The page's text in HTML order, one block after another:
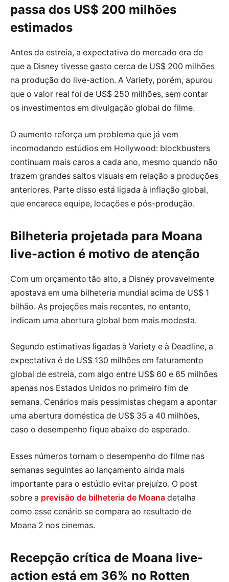
passa dos US$ 200 milhões
estimados
Antes da estreia, a expectativa do mercado era de
que a Disney tivesse gasto cerca de US$ 200 milhões
na produção do live-action. A Variety, porém, apurou
que o valor real foi de US$ 250 milhões, sem contar
os investimentos em divulgação global do filme.
O aumento reforça um problema que já vem
incomodando estúdios em Hollywood: blockbusters
continuam mais caros a cada ano, mesmo quando não
trazem grandes saltos visuais em relação a produções
anteriores. Parte disso está ligada à inflação global,
que encarece equipe, locações e pós-produção.
Bilheteria projetada para Moana
live-action é motivo de atenção
Com um orçamento tão alto, a Disney provavelmente
apostava em uma bilheteria mundial acima de US$ 1
bilhão. As projeções mais recentes, no entanto,
indicam uma abertura global bem mais modesta.
Segundo estimativas ligadas à Variety e à Deadline, a
expectativa é de US$ 130 milhões em faturamento
global de estreia, com algo entre US$ 60 e 65 milhões
apenas nos Estados Unidos no primeiro fim de
semana. Cenários mais pessimistas chegam a apontar
uma abertura doméstica de US$ 35 a 40 milhões,
caso o desempenho fique abaixo do esperado.
Esses números tornam o desempenho do filme nas
semanas seguintes ao lançamento ainda mais
importante para o estúdio evitar prejuízo. O post
sobre a previsão de bilheteria de Moana detalha
como esse cenário se compara ao resultado de
Moana 2 nos cinemas.
Recepção crítica de Moana live-
action está em 36% no Rotten